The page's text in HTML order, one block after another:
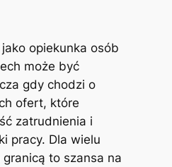
opiekunka osób
może być
gdy chodzi o
ofert, które
zatrudnienia i
pracy. Dla wielu
to szansa na